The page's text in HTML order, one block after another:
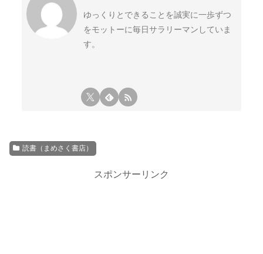
ゆっくりとできることを誠実に一歩ずつ
をモットーに毎日サラリーマンしていま
す。
読書（まめさく書店）
スポンサーリンク